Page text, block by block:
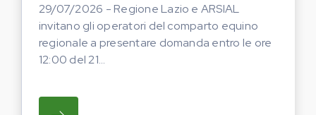
29/07/2026 - Regione Lazio e ARSIAL
invitano gli operatori del comparto equino
regionale a presentare domanda entro le ore
12:00 del 21...